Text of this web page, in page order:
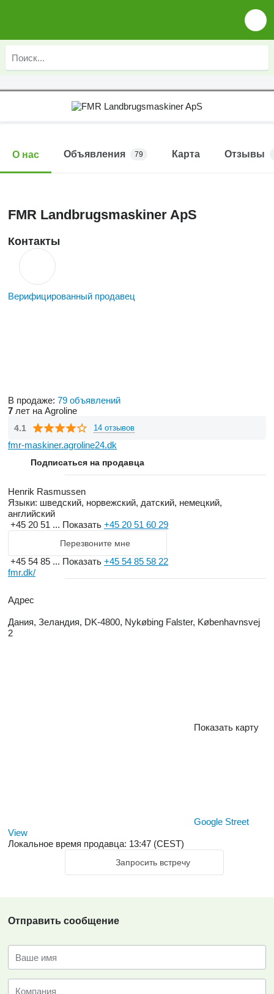
О нас Объявления 79 Карта Отзывы
FMR Landbrugsmaskiner ApS
Контакты
Верифицированный продавец
В продаже: 79 объявлений
7 лет на Agroline
4.1 14 отзывов
fmr-maskiner.agroline24.dk
Подписаться на продавца
Henrik Rasmussen
Языки: шведский, норвежский, датский, немецкий,
английский
+45 20 51 ... Показать +45 20 51 60 29
Перезвоните мне
+45 54 85 ... Показать +45 54 85 58 22
fmr.dk/
Адрес
Дания, Зеландия, DK-4800, Nykøbing Falster, Københavnsvej
2
Показать карту
Google Street
View
Локальное время продавца: 13:47 (CEST)
Запросить встречу
Отправить сообщение